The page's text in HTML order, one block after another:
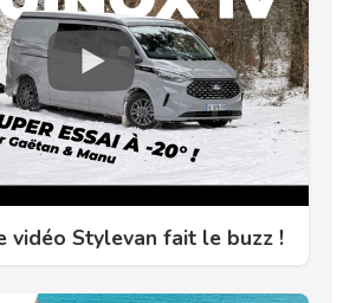
vidéo Stylevan fait le buzz !